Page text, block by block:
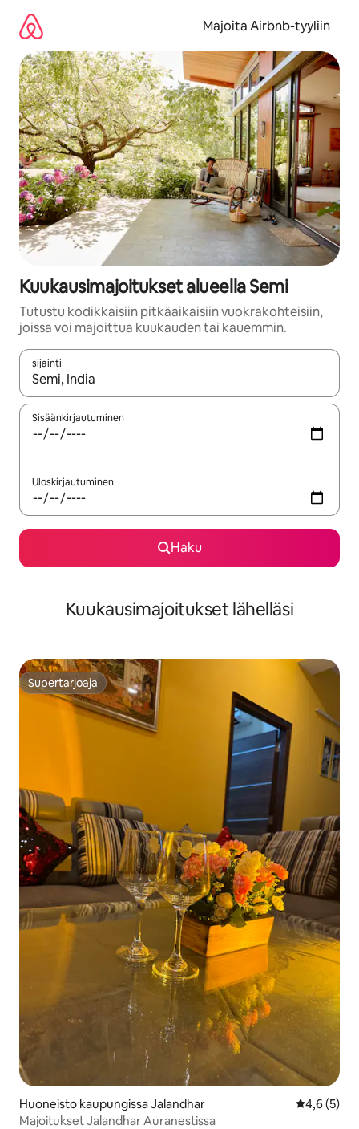
sisältö
väliin
Majoita Airbnb-tyyliin
Kuukausimajoitukset alueella Semi
Tutustu kodikkaisiin pitkäaikaisiin vuokrakohteisiin,
joissa voi majoittua kuukauden tai kauemmin.
sijainti
Kun tulokset ovat saatavilla, navigoi ylös- ja alas-
Sisäänkirjautuminen
Uloskirjautuminen
Haku
Kuukausimajoitukset lähelläsi
Supertarjoaja
Supertarjoaja
Huoneisto kaupungissa Jalandhar
4,6 (5)
Majoitukset Jalandhar Auranestissa